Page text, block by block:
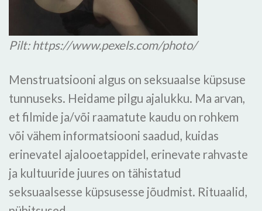
Pilt: https://www.pexels.com/photo/
Menstruatsiooni algus on seksuaalse küpsuse
tunnuseks. Heidame pilgu ajalukku. Ma arvan,
et filmide ja/või raamatute kaudu on rohkem
või vähem informatsiooni saadud, kuidas
erinevatel ajalooetappidel, erinevate rahvaste
ja kultuuride juures on tähistatud
seksuaalsesse küpsusesse jõudmist. Rituaalid,